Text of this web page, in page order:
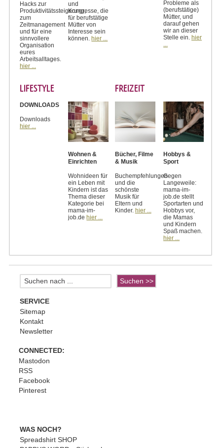
Hacks zur
Produktivitätssteigerung,
zum
Zeitmanagement
und für eine
sinnvollere
Organisation
eures
Arbeitsalltages.
hier ...
und
Kongresse, die
für berufstätige
Mütter von
Interesse sein
können. hier ...
Probleme als
(berufstätige)
Mütter, und
darauf gehen
wir an dieser
Stelle ein. hier
...
LIFESTYLE
DOWNLOADS
Downloads
hier ...
Wohnen &
Einrichten
Wohnideen für
ein Leben mit
Kindern ist das
Thema dieser
Kategorie bei
mama-im-
job.de hier ...
FREIZEIT
Bücher, Filme
& Musik
Buchempfehlungen
und die
schönste
Musik für
Eltern und
Kinder. hier ...
Hobbys &
Sport
Gegen
Langeweile:
mama-im-
job.de stellt
Sportarten und
Hobbys vor,
die Mamas
und Kindern
Spaß machen.
hier ...
SERVICE
Sitemap
Kontakt
Newsletter
CONNECTED:
Mastodon
RSS
Facebook
Pinterest
WAS NOCH?
Spreadshirt SHOP